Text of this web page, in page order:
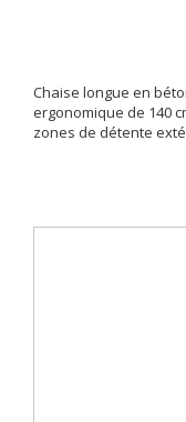
Chaise longue en
ergonomique de 140
zones de détente